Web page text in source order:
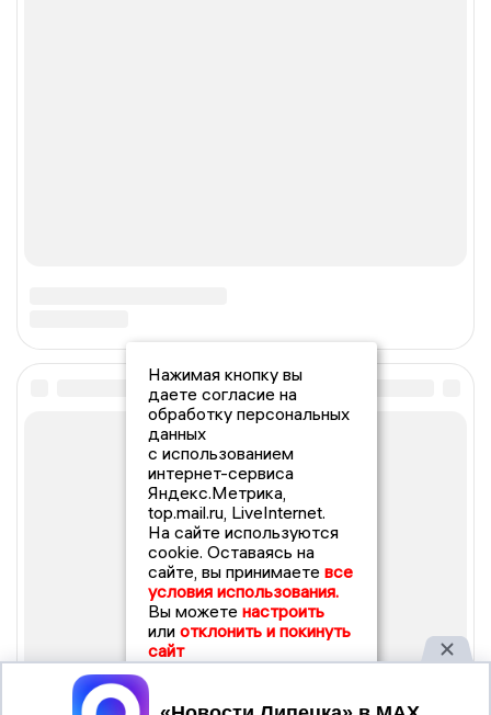
Нажимая кнопку вы
даете согласие на
обработку персональных
данных
с использованием
интернет-сервиса
Яндекс.Метрика,
top.mail.ru, LiveInternet.
На сайте используются
cookie. Оставаясь на
сайте, вы принимаете все
условия использования.
Вы можете настроить
или отклонить и покинуть
сайт
Принять